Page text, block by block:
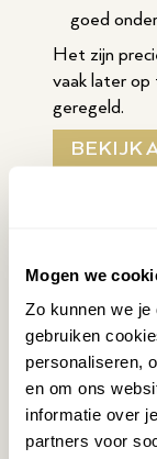
Mogen we
Zo kunnen we
gebruiken
personaliseren,
en om ons
informatie over
partners voor
goed
Het zijn
vaak later op
geregeld.
BEKIJK
Het
compleet wil
baat bij
Maar ook